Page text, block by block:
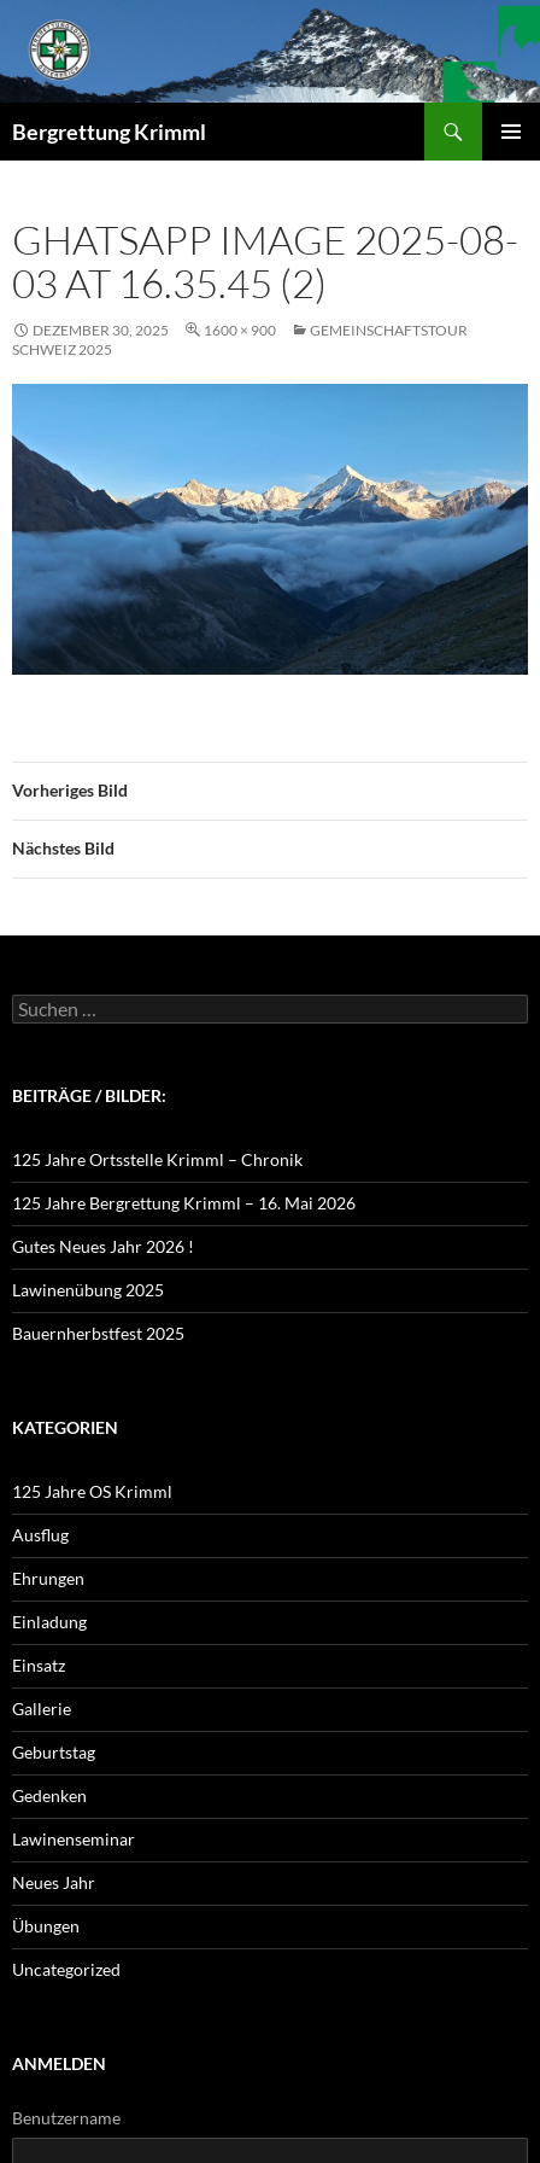
Inhalt
springen
Bergrettung Krimml
GHATSAPP IMAGE 2025-08-
03 AT 16.35.45 (2)
DEZEMBER 30, 2025 1600 × 900
GEMEINSCHAFTSTOUR
SCHWEIZ 2025
Vorheriges Bild
Nächstes Bild
Suchen
nach:
BEITRÄGE / BILDER:
125 Jahre Ortsstelle Krimml – Chronik
125 Jahre Bergrettung Krimml – 16. Mai 2026
Gutes Neues Jahr 2026 !
Lawinenübung 2025
Bauernherbstfest 2025
KATEGORIEN
125 Jahre OS Krimml
Ausflug
Ehrungen
Einladung
Einsatz
Gallerie
Geburtstag
Gedenken
Lawinenseminar
Neues Jahr
Übungen
Uncategorized
ANMELDEN
Benutzername